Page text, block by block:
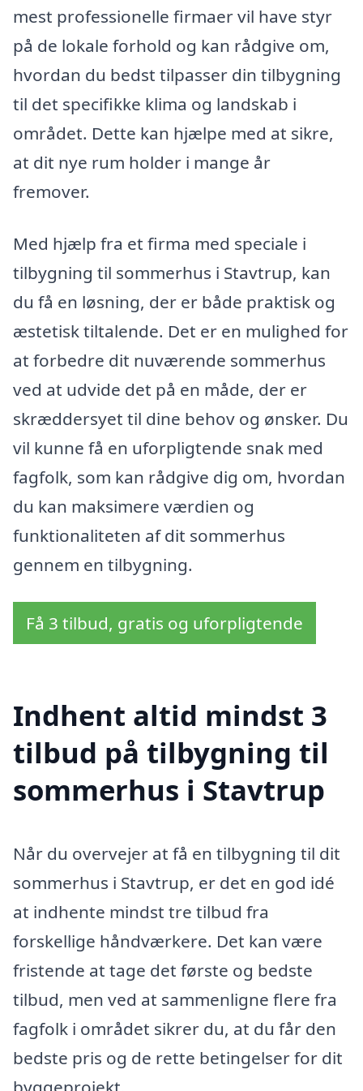
mest professionelle firmaer vil have styr
på de lokale forhold og kan rådgive om,
hvordan du bedst tilpasser din tilbygning
til det specifikke klima og landskab i
området. Dette kan hjælpe med at sikre,
at dit nye rum holder i mange år
fremover.
Med hjælp fra et firma med speciale i
tilbygning til sommerhus i Stavtrup, kan
du få en løsning, der er både praktisk og
æstetisk tiltalende. Det er en mulighed for
at forbedre dit nuværende sommerhus
ved at udvide det på en måde, der er
skræddersyet til dine behov og ønsker. Du
vil kunne få en uforpligtende snak med
fagfolk, som kan rådgive dig om, hvordan
du kan maksimere værdien og
funktionaliteten af dit sommerhus
gennem en tilbygning.
Få 3 tilbud, gratis og uforpligtende
Indhent altid mindst 3
tilbud på tilbygning til
sommerhus i Stavtrup
Når du overvejer at få en tilbygning til dit
sommerhus i Stavtrup, er det en god idé
at indhente mindst tre tilbud fra
forskellige håndværkere. Det kan være
fristende at tage det første og bedste
tilbud, men ved at sammenligne flere fra
fagfolk i området sikrer du, at du får den
bedste pris og de rette betingelser for dit